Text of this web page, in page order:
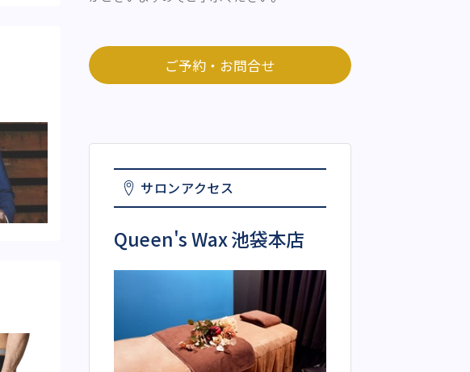
ご予約・お問合せ
サロンアクセス
Queen's Wax 池袋本店